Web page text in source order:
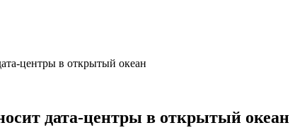
центры в открытый океан
дата-центры в открытый океан